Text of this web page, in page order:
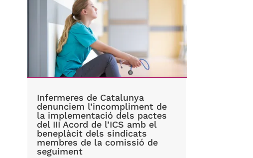
Infermeres de Catalunya
denunciem l’incompliment de
la implementació dels pactes
del III Acord de l’ICS amb el
beneplàcit dels sindicats
membres de la comissió de
seguiment